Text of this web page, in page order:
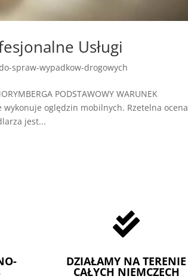
Usługi
spraw-wypadkow-drogowych
PODSTAWOWY WARUNEK
wykonuje oględzin mobilnych. Rzetelna ocena
jest...

DZIAŁAMY NA TERENIE
CAŁYCH NIEMCZECH